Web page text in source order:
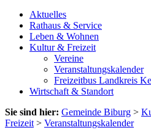
Aktuelles
Rathaus & Service
Leben & Wohnen
Kultur & Freizeit
Vereine
Veranstaltungskalender
Freizeitbus Landkreis
Wirtschaft & Standort
Sie sind hier: Gemeinde Biburg >
Freizeit > Veranstaltungskalender